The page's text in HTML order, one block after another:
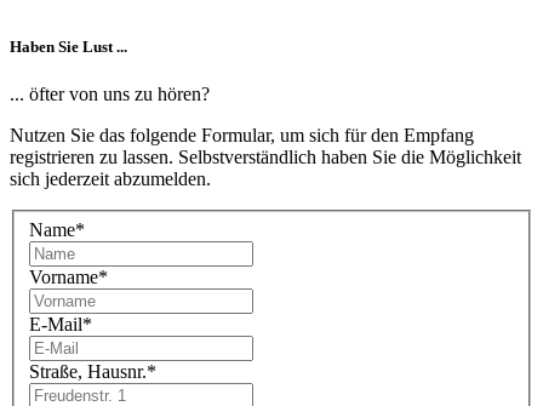
Haben Sie Lust ...
... öfter von uns zu hören?
Nutzen Sie das folgende Formular, um sich für den Empfang
registrieren zu lassen. Selbstverständlich haben Sie die Möglichkeit
sich jederzeit abzumelden.
Name*
Vorname*
E-Mail*
Straße, Hausnr.*